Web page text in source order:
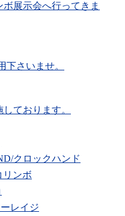
展示会へ行ってきま
下さいませ。
ております。
クロックハンド
リンボ
ーレイジ